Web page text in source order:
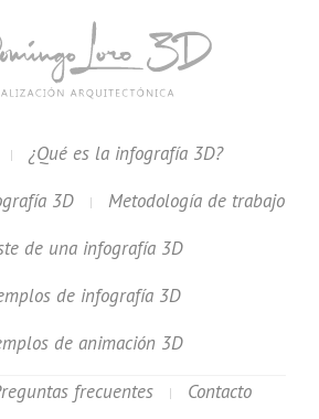
¿Qué es la infografía 3D?
3D
Metodología de trabajo
de una infografía 3D
de infografía 3D
de animación 3D
frecuentes Contacto